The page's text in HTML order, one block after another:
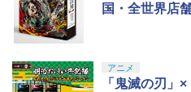
国・全世界店
アニメ
「鬼滅の刃」